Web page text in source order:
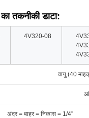
तकनीकी डाटा:
4V320-08
वायु (40
अंदर = बाहर = निकास = 1/4''